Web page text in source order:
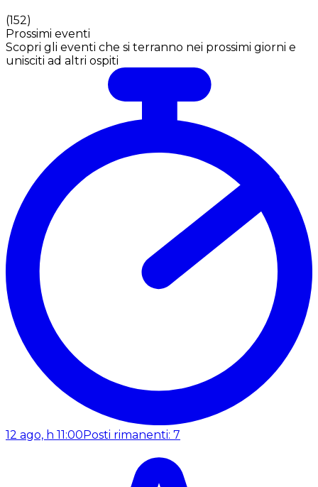
(152)
Prossimi eventi
Scopri gli eventi che si terranno nei prossimi giorni e
unisciti ad altri ospiti
12 ago, h 11:00 Posti rimanenti: 7